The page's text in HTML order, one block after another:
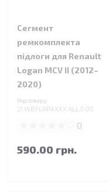
Сегмент
ремкомплекта
підлоги для Renault
Logan MCV II (2012–
2020)
Код товару:
21.WBFLRPXXXX.ALL.0.00
0
590.00 грн.